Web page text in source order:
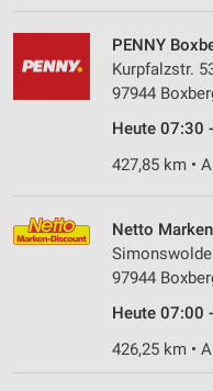
PENNY
Kurpfalzstr.
97944
Heute 07:30
427,85 km •
Netto
97944
Heute 07:00
426,25 km •